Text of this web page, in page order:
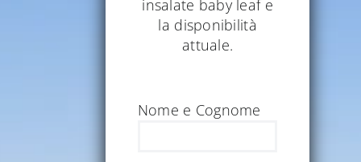
insalate baby leaf e
la disponibilità
attuale.
Nome e Cognome